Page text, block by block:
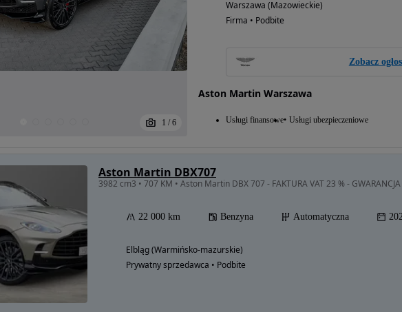
1 / 6
Warszawa (Mazowieckie)
Firma • Podbite
Zobacz
Aston Martin Warszawa
Usługi finansowe Usługi ubezpieczeniowe
Aston Martin DBX707
3982 cm3 • 707 KM • Aston Martin DBX 707 - FAKTURA VAT 23 % - GWARANCJA
22 000 km Benzyna Automatyczna
Elbląg (Warmińsko-mazurskie)
Prywatny sprzedawca • Podbite